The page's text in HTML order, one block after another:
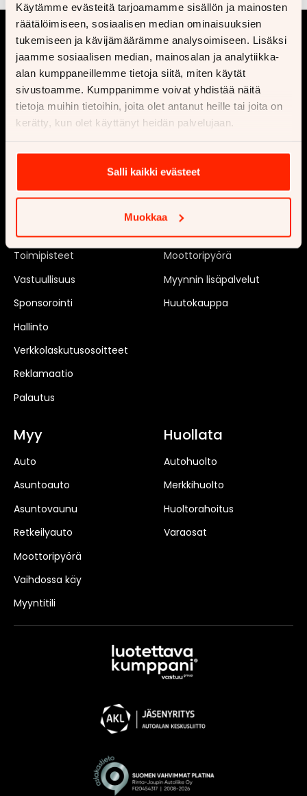
Käytämme evästeitä tarjoamamme sisällön ja mainosten
räätälöimiseen, sosiaalisen median ominaisuuksien
tukemiseen ja kävijämäärämme analysoimiseen. Lisäksi
jaamme sosiaalisen median, mainosalan ja analytiikka-
alan kumppaneillemme tietoja siitä, miten käytät
sivustoamme. Kumppanimme voivat yhdistää näitä
tietoja muihin tietoihin, joita olet antanut heille tai joita on
kerätty, kun olet käyttänyt heidän palvelujaan.
Salli kaikki evästeet
Muokkaa
Yritys
Rekrytointi
Toimipisteet
Vastuullisuus
Sponsorointi
Hallinto
Verkkolaskutusosoitteet
Reklamaatio
Palautus
Osta
Matkailuvaunu
Moottoripyörä
Myynnin lisäpalvelut
Huutokauppa
Myy
Auto
Asuntoauto
Asuntovaunu
Retkeilyauto
Moottoripyörä
Vaihdossa käy
Myyntitili
Huollata
Autohuolto
Merkkihuolto
Huoltorahoitus
Varaosat